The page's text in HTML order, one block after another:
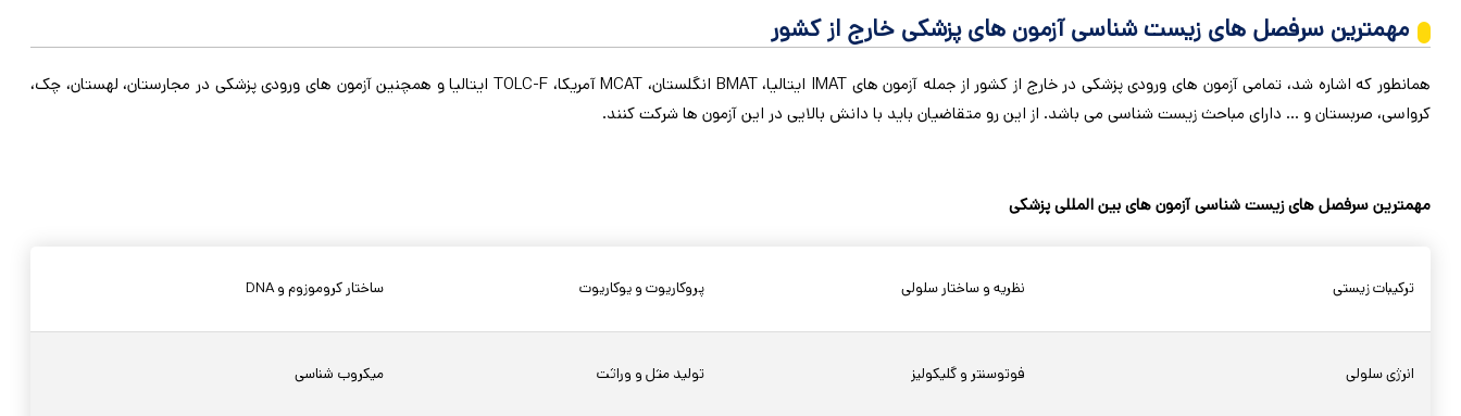
مهمترین سرفصل های زیست شناسی آزمون های پزشکی خارج از کشور
همانطور که اشاره شد، تمامی آزمون های ورودی پزشکی در خارج از کشور از جمله آزمون های IMAT ایتالیا، BMAT انگلستان، MCAT آمریکا، TOLC-F ایتالیا و همچنین آزمون های ورودی پزشکی در مجارستان، لهستان، چک،
کرواسی، صربستان و … دارای مباحث زیست شناسی می باشد. از این رو متقاضیان باید با دانش بالایی در این آزمون ها شرکت کنند.
مهمترین سرفصل های زیست شناسیآزمون های بین المللی پزشکی
ترکیبات زیستی نظریه و ساختار سلولی پروکاریوت و یوکاریوت ساختار کروموزوم و DNA
انرژی سلولی فوتوسنتر و گلیکولیز تولید مثل و وراثت میکروب شناسی